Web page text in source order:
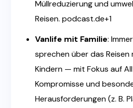
Müllreduzierung und
Reisen. podcast.de+1
Vanlife mit Familie:
sprechen über das
Kindern — mit Fokus auf
Kompromisse und
Herausforderungen (z. B.